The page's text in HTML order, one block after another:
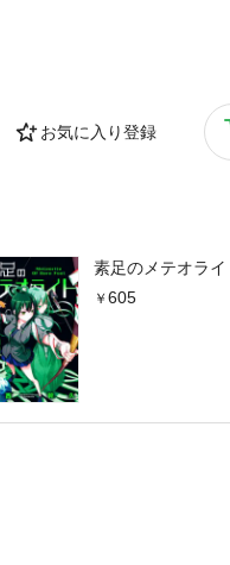
お気に入り登録
素足のメテオラ
605